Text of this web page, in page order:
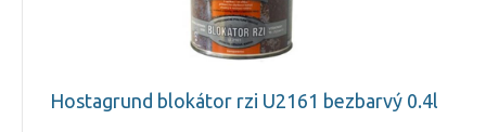
Hostagrund blokátor rzi U2161 bezbarvý 0.4l